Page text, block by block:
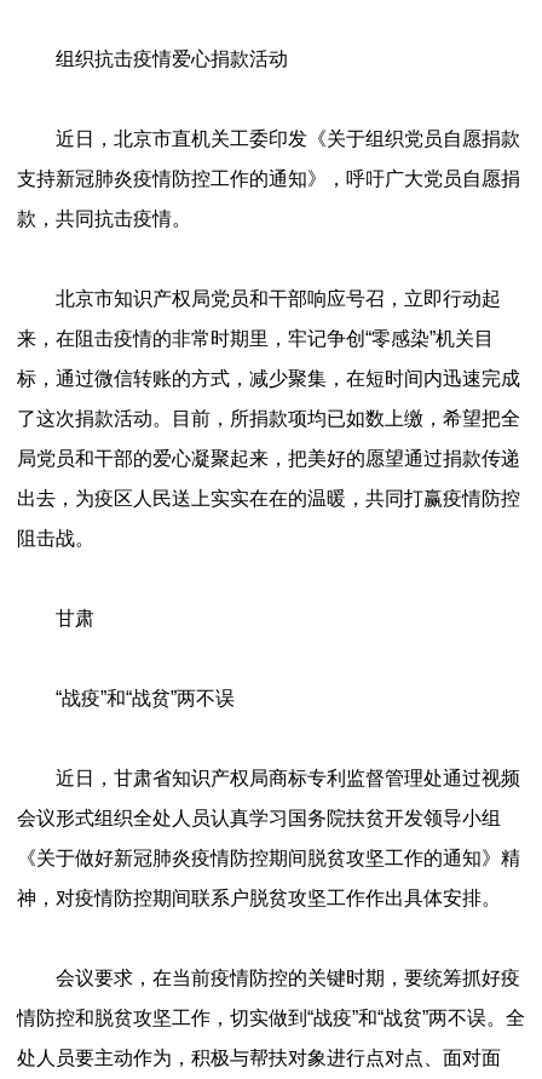
组织抗击疫情爱心捐款活动
近日，北京市直机关工委印发《关于组织党员自愿捐款
支持新冠肺炎疫情防控工作的通知》，呼吁广大党员自愿捐
款，共同抗击疫情。
北京市知识产权局党员和干部响应号召，立即行动起
来，在阻击疫情的非常时期里，牢记争创“零感染”机关目
标，通过微信转账的方式，减少聚集，在短时间内迅速完成
了这次捐款活动。目前，所捐款项均已如数上缴，希望把全
局党员和干部的爱心凝聚起来，把美好的愿望通过捐款传递
出去，为疫区人民送上实实在在的温暖，共同打赢疫情防控
阻击战。
甘肃
“战疫”和“战贫”两不误
近日，甘肃省知识产权局商标专利监督管理处通过视频
会议形式组织全处人员认真学习国务院扶贫开发领导小组
《关于做好新冠肺炎疫情防控期间脱贫攻坚工作的通知》精
神，对疫情防控期间联系户脱贫攻坚工作作出具体安排。
会议要求，在当前疫情防控的关键时期，要统筹抓好疫
情防控和脱贫攻坚工作，切实做到“战疫”和“战贫”两不误。全
处人员要主动作为，积极与帮扶对象进行点对点、面对面